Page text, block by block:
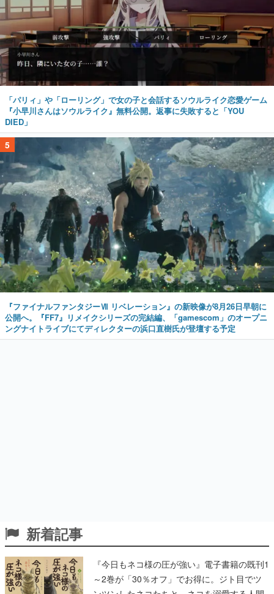
「パリィ」や「ローリング」で女の子と会話するソウルライク恋愛ゲーム
『小早川さんはソウルライク』無料公開。返事に失敗すると「YOU
DIED」
5
『ファイナルファンタジーⅦ リベレーション』の新映像が8月26日早朝に
公開へ。『FF7』リメイクシリーズの完結編、「gamescom」のオープニ
ングナイトライブにてディレクターの浜口直樹氏が登壇する予定
新着記事
『今日もネコ様の圧が強い』電子書籍の既刊1
～2巻が「30％オフ」でお得に。ジト目でツ